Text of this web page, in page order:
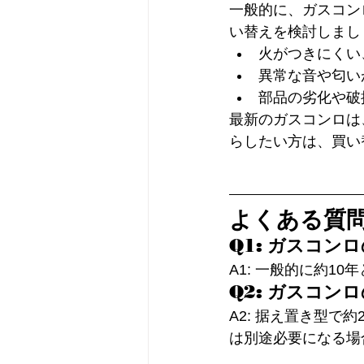
一般的に、ガスコ
い替えを検討しま
火がつきにく
異常な音や匂
部品の劣化や
最新のガスコンロ
らしたい方は、買
よくある質
Q1: ガスコン
A1: 一般的に約10
Q2: ガスコンロ
A2: 据え置き型で約
は別途必要になる